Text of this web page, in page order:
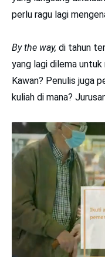
perlu ragu lagi
By the way, di tahun
yang lagi dilema
Kawan? Penulis juga
kuliah di mana?